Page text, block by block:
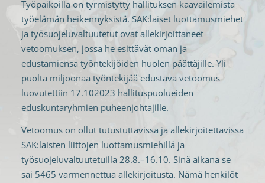
Työpaikoilla on tyrmistytty hallituksen kaavailemista
työelämän heikennyksistä. SAK:laiset luottamusmiehet
ja työsuojeluvaltuutetut ovat allekirjoittaneet
vetoomuksen, jossa he esittävät oman ja
edustamiensa työntekijöiden huolen päättäjille. Yli
puolta miljoonaa työntekijää edustava vetoomus
luovutettiin 17.102023 hallituspuolueiden
eduskuntaryhmien puheenjohtajille.
Vetoomus on ollut tutustuttavissa ja allekirjoitettavissa
SAK:laisten liittojen luottamusmiehillä ja
työsuojeluvaltuutetuilla 28.8.–16.10. Sinä aikana se
sai 5465 varmennettua allekirjoitusta. Nämä henkilöt